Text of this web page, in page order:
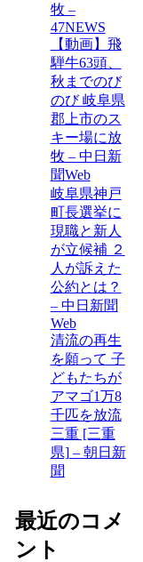
牧 –
47NEWS
【動画】飛
騨牛63頭、
秋までのび
のび 岐阜県
郡上市のス
キー場に放
牧 – 中日新
聞Web
岐阜県神戸
町長選挙に
現職と新人
が立候補 ２
人が訴えた
公約とは？
– 中日新聞
Web
清流の再生
を願って 子
どもたちが
アマゴ1万8
千匹を放流
三重 [三重
県] – 朝日新
聞
最近のコメ
ント